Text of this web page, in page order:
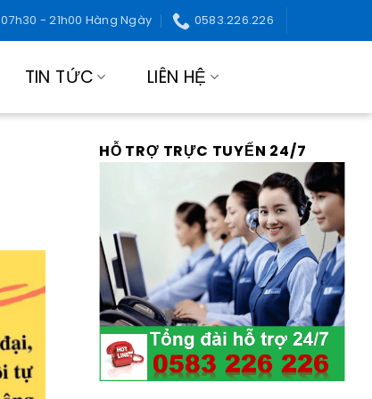
07h30 - 21h00 Hàng Ngày 0583.226.226
TIN TỨC LIÊN HỆ
HỖ TRỢ TRỰC TUYẾN 24/7